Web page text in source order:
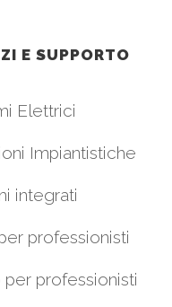
E SUPPORTO
Elettrici
Impiantistiche
integrati
professionisti
professionisti